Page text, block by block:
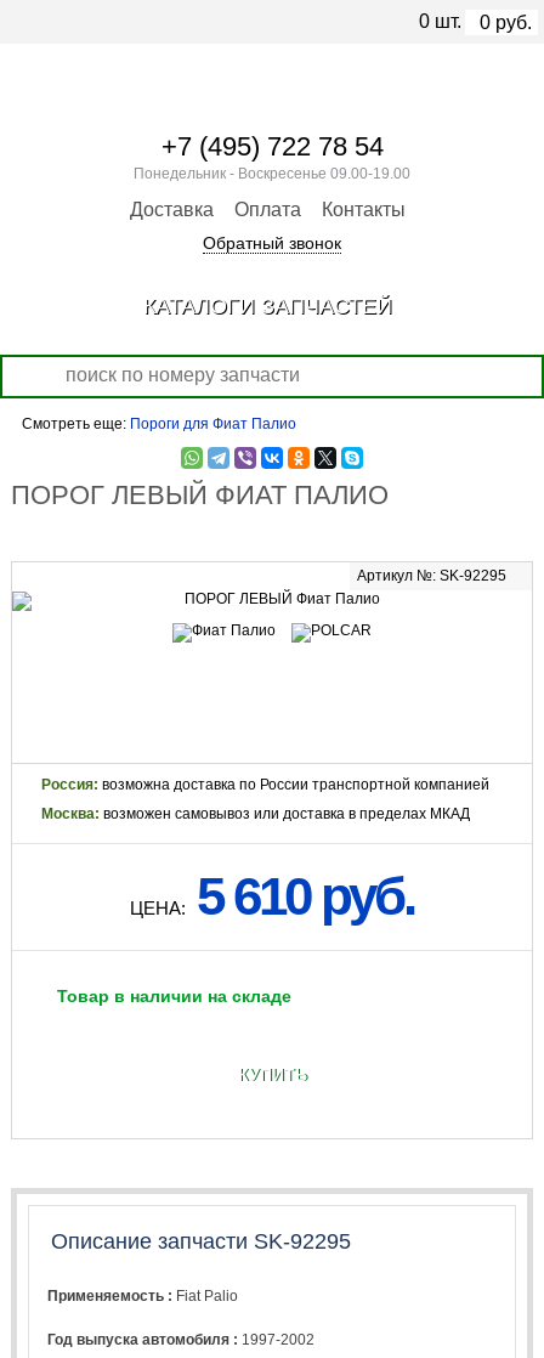
Смотреть еще: Пороги для Фиат Палио
ПОРОГ ЛЕВЫЙ ФИАТ ПАЛИО
Артикул №: SK-92295
Россия: возможна доставка по России транспортной компанией
Москва: возможен самовывоз или доставка в пределах МКАД
ЦЕНА: 5 610 руб.
Товар в наличии на складе
КУПИТЬ
Описание запчасти SK-92295
Применяемость : Fiat Palio
Год выпуска автомобиля : 1997-2002
+7 (495) 722 78 54
Понедельник - Воскресенье 09.00-19.00
Доставка Оплата Контакты
Обратный звонок
0 шт. 0 руб.
КАТАЛОГИ ЗАПЧАСТЕЙ